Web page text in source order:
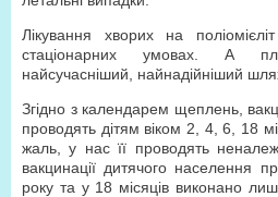
Лікування хворих на
стаціонарних умовах. А
найсучасніший, найнадійніший
Згідно з календарем щеплень,
проводять дітям віком 2, 4, 6, 18
жаль, у нас її проводять
вакцинації дитячого населення
року та у 18 місяців виконано